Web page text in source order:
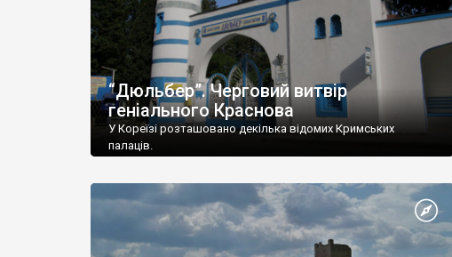
“Дюльбер”. Черговий витвір
геніального Краснова
У Кореїзі розташовано декілька відомих Кримських
палаців.